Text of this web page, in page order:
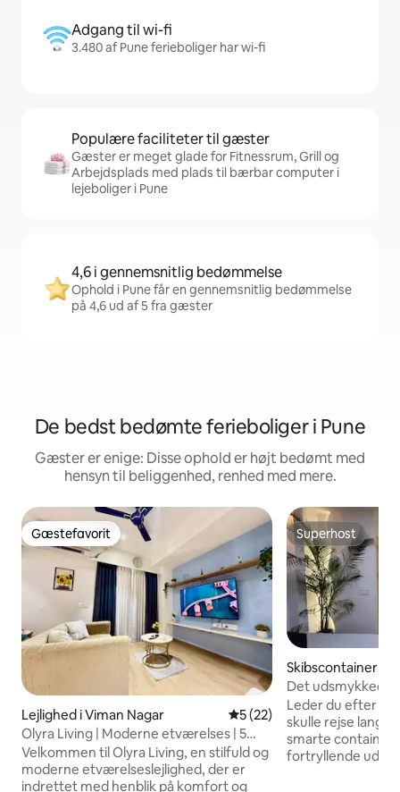
Adgang til wi-fi
3.480 af Pune ferieboliger har wi-fi
Populære faciliteter til gæster
Gæster er meget glade for Fitnessrum, Grill og
Arbejdsplads med plads til bærbar computer i
lejeboliger i Pune
4,6 i gennemsnitlig bedømmelse
Ophold i Pune får en gennemsnitlig bedømmelse
på 4,6 ud af 5 fra gæster
De bedst bedømte ferieboliger i Pune
Gæster er enige: Disse ophold er højt bedømt med
hensyn til beliggenhed, renhed med mere.
Gæstefavorit
Gæstefavorit
Lejlighed i Viman Nagar 5 ud af 5 i gennemsnitlig
5 (22)
Olyra Living | Moderne etværelses | 5
minutters gang fra lufthavnen
Velkommen til Olyra Living, en stilfuld og
moderne etværelseslejlighed, der er
indrettet med henblik på komfort og
Superhost
Superhost
Skibscontainer i
wadi
Det udsmykkede
Leder du efter en
skulle rejse langt væk? Fordyb
smarte
fortryllende